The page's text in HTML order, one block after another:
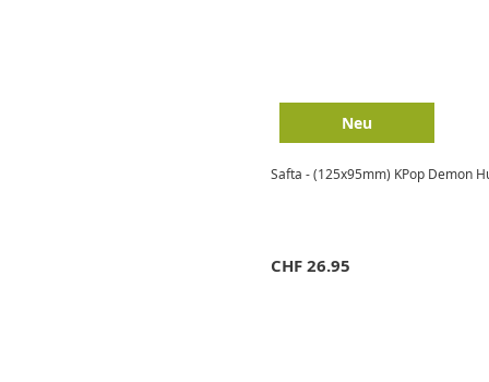
Neu
Safta - (125x95mm) KPop Demon
CHF 26.95